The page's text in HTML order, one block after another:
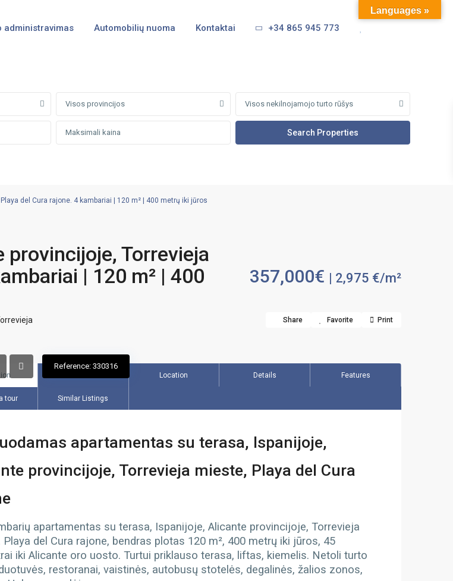
administravimas Automobilių nuoma Kontaktai +34 865 945 773
Visos provincijos Visos nekilnojamojo turto rūšys
del Cura rajone. 4 kambariai | 120 m² | 400 metrų iki jūros
Torrevieja
| 120 m² | 400
357,000€ | 2,975 €/m²
Share Favorite Print
Reference: 330316
Location Details Features
tour Similar Listings
apartamentas su terasa, Ispanijoje,
provincijoje, Torrevieja mieste, Playa del Cura
apartamentas su terasa, Ispanijoje, Alicante provincijoje, Torrevieja
Playa del Cura rajone, bendras plotas 120 m², 400 metrų iki jūros, 45
iki Alicante oro uosto. Turtui priklauso terasa, liftas, kiemelis. Netoli turto
restoranai, vaistinės, autobusų stotelės, degalinės, žalios zonos,
Languages »